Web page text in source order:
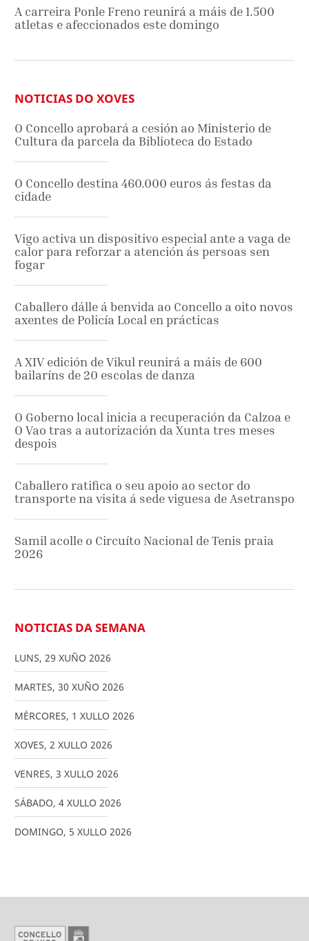
A carreira Ponle Freno reunirá a máis de 1.500
atletas e afeccionados este domingo
NOTICIAS DO XOVES
O Concello aprobará a cesión ao Ministerio de
Cultura da parcela da Biblioteca do Estado
O Concello destina 460.000 euros ás festas da
cidade
Vigo activa un dispositivo especial ante a vaga de
calor para reforzar a atención ás persoas sen
fogar
Caballero dálle á benvida ao Concello a oito novos
axentes de Policía Local en prácticas
A XIV edición de Vikul reunirá a máis de 600
bailaríns de 20 escolas de danza
O Goberno local inicia a recuperación da Calzoa e
O Vao tras a autorización da Xunta tres meses
despois
Caballero ratifica o seu apoio ao sector do
transporte na visita á sede viguesa de Asetranspo
Samil acolle o Circuíto Nacional de Tenis praia
2026
NOTICIAS DA SEMANA
LUNS, 29 XUÑO 2026
MARTES, 30 XUÑO 2026
MÉRCORES, 1 XULLO 2026
XOVES, 2 XULLO 2026
VENRES, 3 XULLO 2026
SÁBADO, 4 XULLO 2026
DOMINGO, 5 XULLO 2026